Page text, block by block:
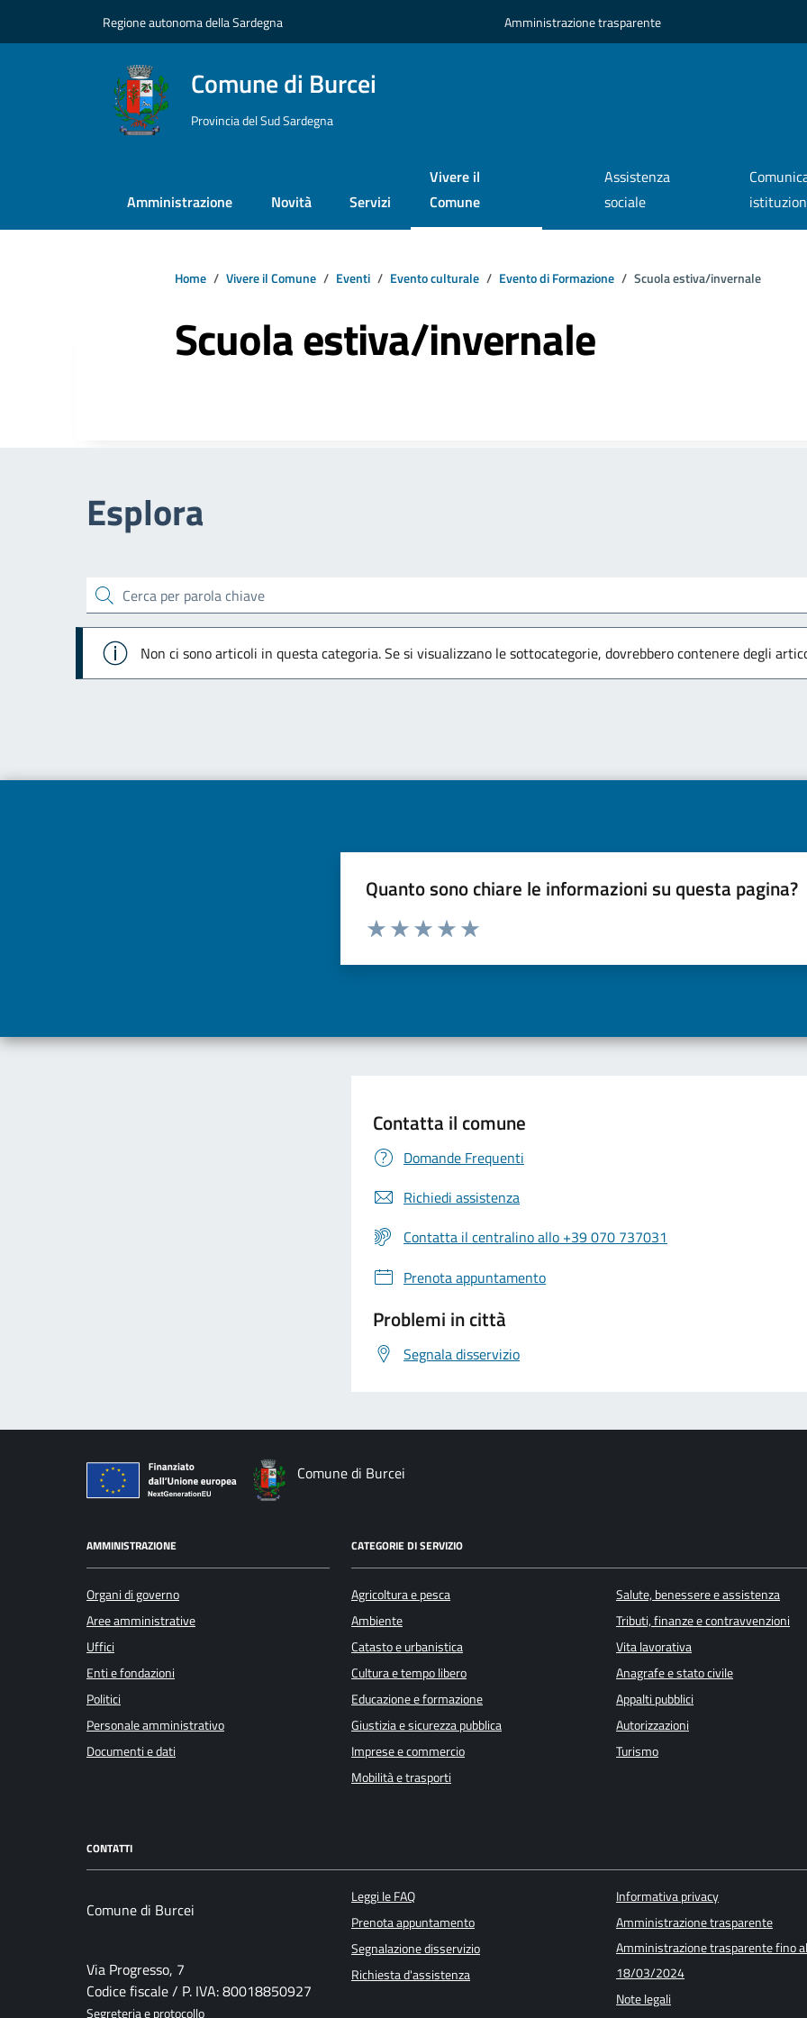
Regione autonoma della Sardegna Amministrazione trasparente
Comune di Burcei
Provincia del Sud Sardegna
Amministrazione Novità Servizi
Vivere il
Comune
Assistenza
sociale
Home Vivere il Comune Eventi Evento culturale Evento di Formazione Scuola estiva/invernale
Scuola estiva/invernale
Esplora
cerca
Info
Non ci sono articoli in questa categoria. Se si visualizzano le sottocategorie, dovrebbero contenere degli
Quanto sono chiare le informazioni su questa pagina?
Valuta da 1 a 5 stelle la pagina
Contatta il comune
Domande Frequenti
Richiedi assistenza
Contatta il centralino allo +39 070 737031
Prenota appuntamento
Problemi in città
Segnala disservizio
Comune di Burcei
AMMINISTRAZIONE
Organi di governo
Aree amministrative
Uffici
Enti e fondazioni
Politici
Personale amministrativo
Documenti e dati
CATEGORIE DI SERVIZIO
Agricoltura e pesca
Ambiente
Catasto e urbanistica
Cultura e tempo libero
Educazione e formazione
Giustizia e sicurezza pubblica
Imprese e commercio
Mobilità e trasporti
Salute, benessere e assistenza
Tributi, finanze e contravvenzioni
Vita lavorativa
Anagrafe e stato civile
Appalti pubblici
Autorizzazioni
Turismo
CONTATTI
Comune di Burcei
Via Progresso, 7
Codice fiscale / P. IVA: 80018850927
Segreteria e protocollo
Leggi le FAQ
Prenota appuntamento
Segnalazione disservizio
Richiesta d'assistenza
Informativa privacy
Amministrazione trasparente
Amministrazione trasparente fino al
18/03/2024
Note legali